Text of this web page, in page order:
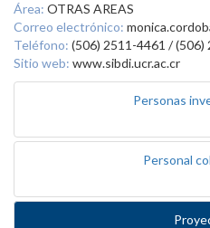
Área: OTRAS AREAS
Correo electrónico:
Teléfono: (506) 2511-4461 / (506)
Sitio web: www.sibdi.ucr.ac.cr
Personas
Personal